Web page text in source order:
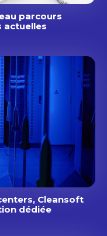
parcours
actuelles
Cleansoft
dédiée